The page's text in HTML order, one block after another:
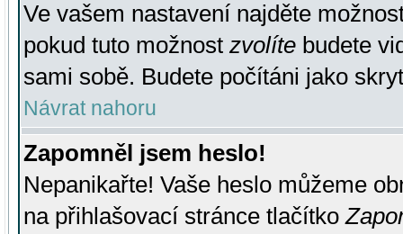
Ve vašem nastavení najděte
pokud tuto možnost zvolíte budete
sami sobě. Budete počítáni jako
Návrat nahoru
Zapomněl jsem heslo!
Nepanikařte! Vaše heslo můžeme
na přihlašovací stránce tlačítko